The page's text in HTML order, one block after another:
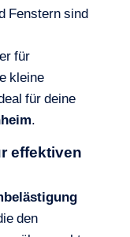
Fenstern sind
für
kleine
für deine
.
effektiven
den